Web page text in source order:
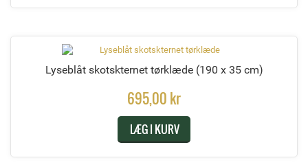
Lyseblåt skotskternet tørklæde (190 x 35 cm)
695,00 kr
LÆG I KURV